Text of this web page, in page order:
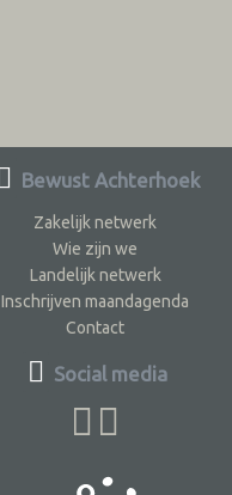
Bewust Achterhoek
Zakelijk netwerk
Wie zijn we
Landelijk netwerk
Inschrijven maandagenda
Contact
Social media